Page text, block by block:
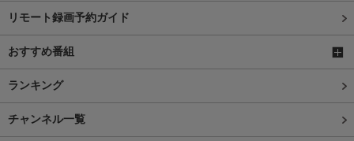
リモート録画予約ガイド
おすすめ番組
ランキング
チャンネル一覧